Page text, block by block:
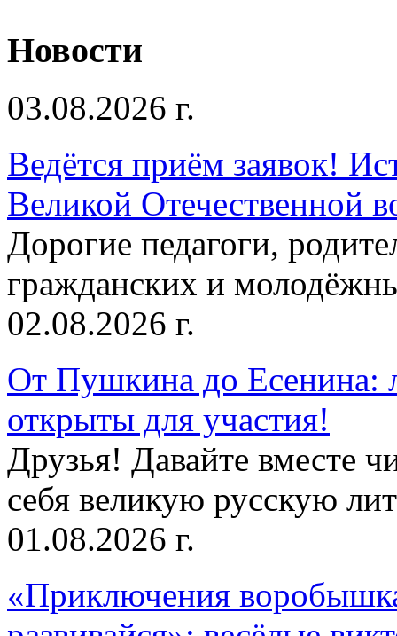
Новости
03.08.2026 г.
Ведётся приём заявок!
Великой Отечественной
Дорогие педагоги,
гражданских и
02.08.2026 г.
От Пушкина до Есенина:
открыты для участия!
Друзья! Давайте вместе
себя великую русскую
01.08.2026 г.
«Приключения